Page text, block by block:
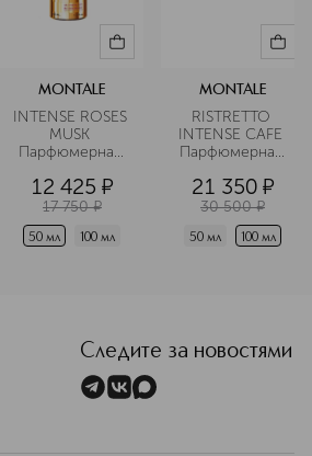
Подробнее
MONTALE
INTENSE ROSES
MUSK
Парфюмерная
12 425 ¤
17 750 ¤
50 мл 100 мл
MONTALE
RISTRETTO
INTENSE CAFE
Парфюмерная
21 350 ¤
30 500 ¤
50 мл 100 мл
Следите за новостями